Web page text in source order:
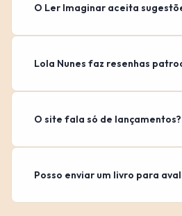
O Ler Imaginar aceita
Lola Nunes faz resenhas
O site fala só de lançamentos?
Posso enviar um livro para